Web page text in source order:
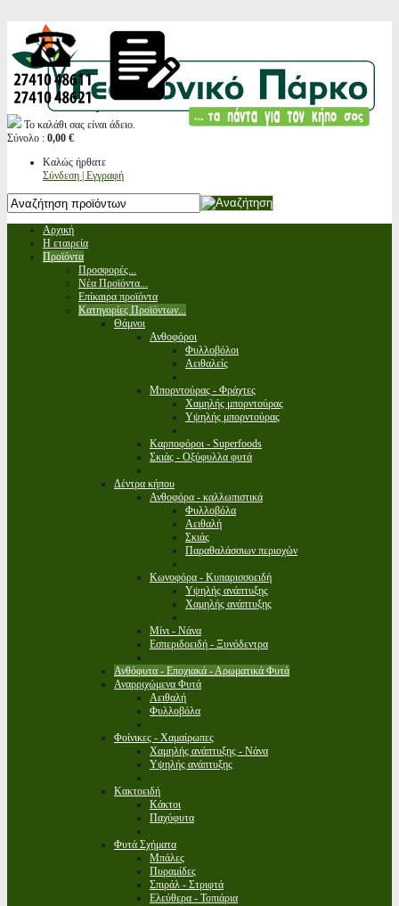
Το καλάθι σας είναι άδειο.
Σύνολο : 0,00 €
Καλώς ήρθατε
Σύνδεση | Εγγραφή
Αρχική
Η εταιρεία
Προϊόντα
Προσφορές...
Νέα Προϊόντα...
Επίκαιρα προϊόντα
Κατηγορίες Προϊόντων...
Θάμνοι
Ανθοφόροι
Φυλλοβόλοι
Αειθαλείς
Μπορντούρας - Φράχτες
Χαμηλής μπορντούρας
Υψηλής μπορντούρας
Καρποφόροι - Superfoods
Σκιάς - Οξύφυλλα φυτά
Δέντρα κήπου
Ανθοφόρα - καλλωπιστικά
Φυλλοβόλα
Αειθαλή
Σκιάς
Παραθαλάσσιων περιοχών
Κωνοφόρα - Κυπαρισσοειδή
Υψηλής ανάπτυξης
Χαμηλής ανάπτυξης
Μίνι - Νάνα
Εσπεριδοειδή - Ξυνόδεντρα
Ανθόφυτα - Εποχιακά - Αρωματικά Φυτά
Αναρριχώμενα Φυτά
Αειθαλή
Φυλλοβόλα
Φοίνικες - Χαμαίρωπες
Χαμηλής ανάπτυξης - Νάνα
Υψηλής ανάπτυξης
Κακτοειδή
Κάκτοι
Παχύφυτα
Φυτά Σχήματα
Μπάλες
Πυραμίδες
Σπιράλ - Στριφτά
Ελεύθερα - Τοπιάρια